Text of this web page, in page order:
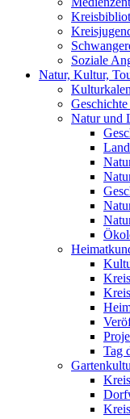
Soziale
Natur, Kultur,
Natur und
Tag